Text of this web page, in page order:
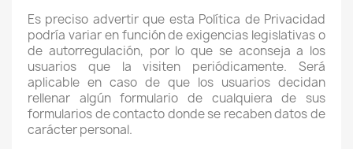
Es preciso advertir que esta Política de Privacidad
podría variar en función de exigencias legislativas o
de autorregulación, por lo que se aconseja a los
usuarios que la visiten periódicamente. Será
aplicable en caso de que los usuarios decidan
rellenar algún formulario de cualquiera de sus
formularios de contacto donde se recaben datos de
carácter personal.